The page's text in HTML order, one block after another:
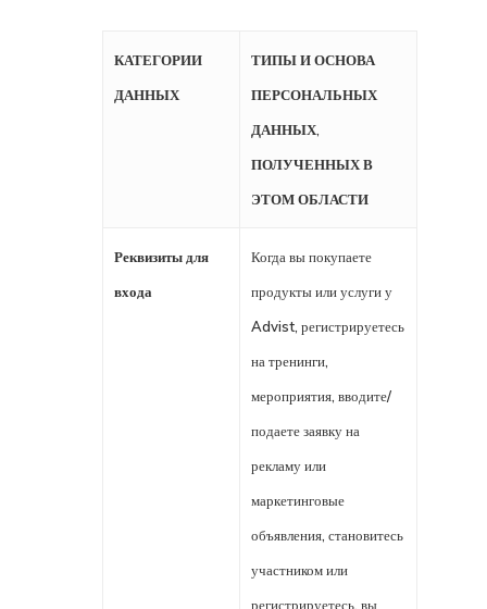
КАТЕГОРИИ
ДАННЫХ
ТИПЫ И ОСНОВА
ПЕРСОНАЛЬНЫХ
ДАННЫХ,
ПОЛУЧЕННЫХ В
ЭТОМ ОБЛАСТИ
Реквизиты для
входа
Когда вы покупаете
продукты или услуги у
Advist, регистрируетесь
на тренинги,
мероприятия, вводите/
подаете заявку на
рекламу или
маркетинговые
объявления, становитесь
участником или
регистрируетесь, вы